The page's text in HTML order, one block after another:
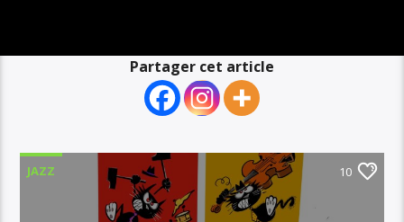
Partager cet article
JAZZ 10